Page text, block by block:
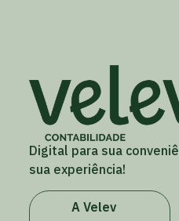
Digital para sua
sua experiência!
A Velev